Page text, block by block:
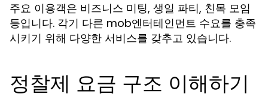
주요 이용객은 비즈니스 미팅, 생일 파티, 친목 모임
등입니다. 각기 다른 mob엔터테인먼트 수요를 충족
시키기 위해 다양한 서비스를 갖추고 있습니다.
정찰제 요금 구조 이해하기